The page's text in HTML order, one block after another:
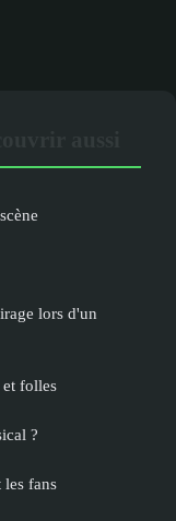
lors d'un
folles
?
les fans